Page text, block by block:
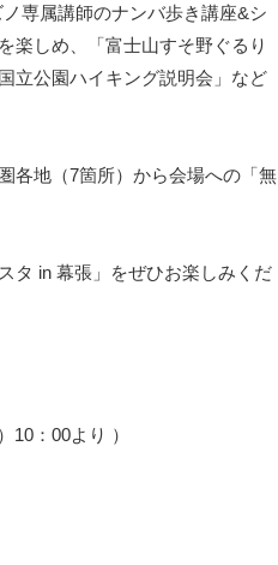
専属講師のナンバ歩き講座&シ
楽しめ、「富士山すそ野ぐるり
立公園ハイキング説明会」など
各地（7箇所）から会場への「無
タ in 幕張」をぜひお楽しみくだ
：00より ）